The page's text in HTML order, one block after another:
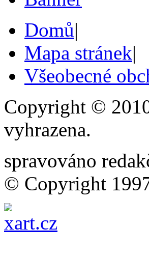
Domů|
Mapa stránek|
Všeobecné
Copyright ©
vyhrazena.
spravováno
© Copyright